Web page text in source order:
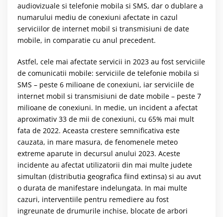
audiovizuale si telefonie mobila si SMS, dar o dublare a
numarului mediu de conexiuni afectate in cazul
serviciilor de internet mobil si transmisiuni de date
mobile, in comparatie cu anul precedent.
Astfel, cele mai afectate servicii in 2023 au fost serviciile
de comunicatii mobile: serviciile de telefonie mobila si
SMS – peste 6 milioane de conexiuni, iar serviciile de
internet mobil si transmisiuni de date mobile – peste 7
milioane de conexiuni. In medie, un incident a afectat
aproximativ 33 de mii de conexiuni, cu 65% mai mult
fata de 2022. Aceasta crestere semnificativa este
cauzata, in mare masura, de fenomenele meteo
extreme aparute in decursul anului 2023. Aceste
incidente au afectat utilizatorii din mai multe judete
simultan (distributia geografica fiind extinsa) si au avut
o durata de manifestare indelungata. In mai multe
cazuri, interventiile pentru remediere au fost
ingreunate de drumurile inchise, blocate de arbori